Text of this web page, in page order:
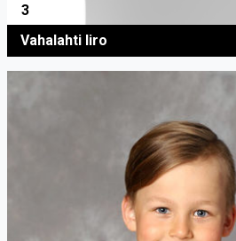
3
Vahalahti Iiro